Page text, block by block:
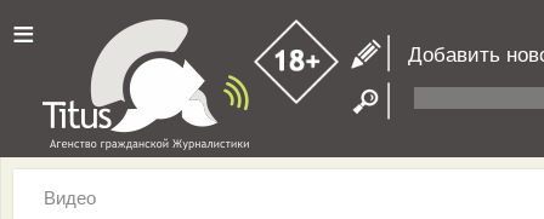
≡ Добавить
Видео